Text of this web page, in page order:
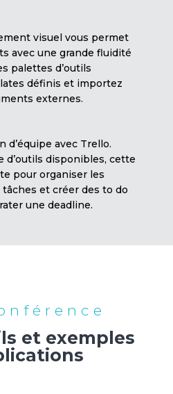
visuel vous permet
avec une grande fluidité
palettes d’outils
définis et importez
externes.
d’équipe avec Trello.
d’outils disponibles, cette
pour organiser les
et créer des to do
une deadline.
et exemples